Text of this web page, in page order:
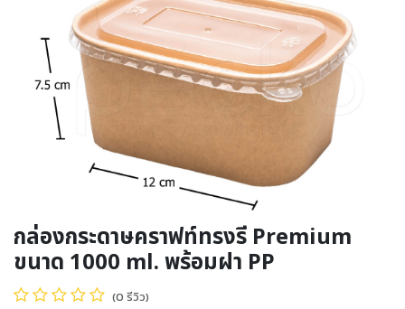
กล่องกระดาษคราฟท์ทรงรี Premium
ขนาด 1000 ml. พร้อมฝา PP
(0 รีวิว)